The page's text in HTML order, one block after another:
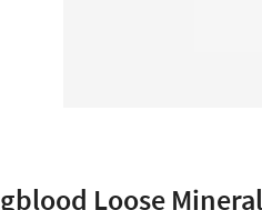
Loose